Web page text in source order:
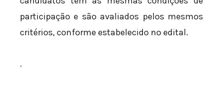
participação e são avaliados pelos mesmos
critérios, conforme estabelecido no edital.
.